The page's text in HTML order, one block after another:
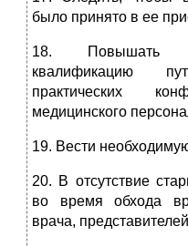
было принято в ее
18. Повышать
квалификацию
практических
медицинского
19. Вести
20. В отсутствие
во время обхода
врача,